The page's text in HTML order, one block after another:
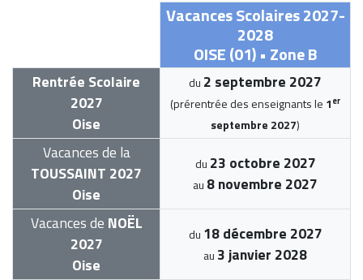
Vacances Scolaires 2027-
2028
OISE (01) • Zone B
Rentrée Scolaire
2027
Oise
du 2 septembre 2027
(prérentrée des enseignants le 1er
septembre 2027)
Vacances de la
TOUSSAINT 2027
Oise
du 23 octobre 2027
au 8 novembre 2027
Vacances de NOËL
2027
Oise
du 18 décembre 2027
au 3 janvier 2028